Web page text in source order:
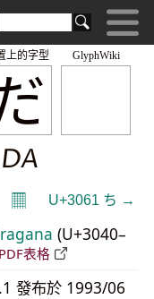
GlyphWiki
上的字型
𝄜 U+3061 ち →
(U+3040–
PDF表格
發布於 1993/06